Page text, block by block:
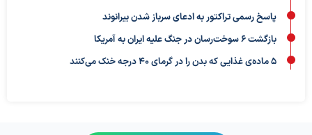
پاسخ رسمی تراکتور به ادعای سرباز شدن بیرانوند
بازگشت ۶ سوخت‌رسان در جنگ علیه ایران به آمریکا
۵ ماده‌ی غذایی که بدن را در گرمای ۴۰ درجه خنک می‌کنند